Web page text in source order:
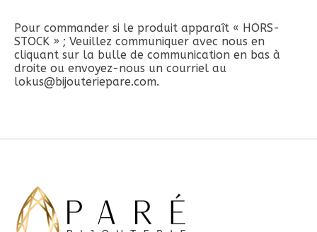
Pour commander si le produit apparaît « HORS-
STOCK » ; Veuillez communiquer avec nous en
cliquant sur la bulle de communication en bas à
droite ou envoyez-nous un courriel au
lokus@bijouteriepare.com.